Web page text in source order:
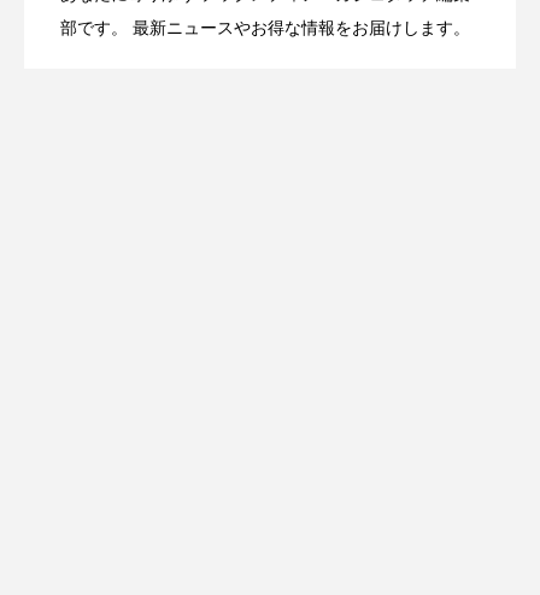
部です。 最新ニュースやお得な情報をお届けします。
登場
Directに動いた理由、担当者も答えられな
2026.04.23 OpenMic Insight：AFEELA開発中止で見